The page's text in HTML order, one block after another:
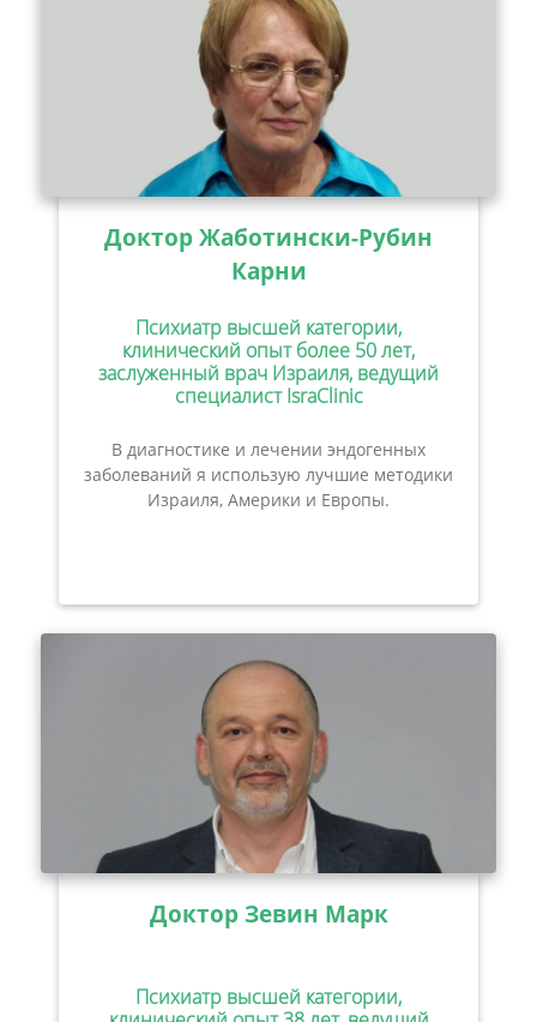
Доктор Жаботински-Рубин
Карни
Психиатр высшей категории,
клинический опыт более 50 лет,
заслуженный врач Израиля, ведущий
специалист IsraClinic
В диагностике и лечении эндогенных
заболеваний я использую лучшие методики
Израиля, Америки и Европы.
Доктор Зевин Марк
Психиатр высшей категории,